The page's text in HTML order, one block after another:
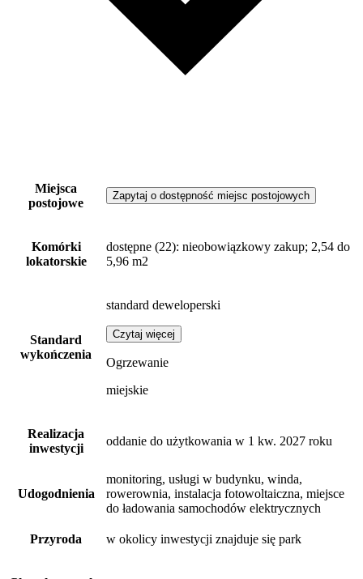
Miejsca
postojowe
Zapytaj o dostępność miejsc postojowych
Komórki
lokatorskie
dostępne (22): nieobowiązkowy zakup; 2,54 do
5,96 m2
Standard
wykończenia
standard deweloperski
Czytaj więcej
Ogrzewanie
miejskie
Realizacja
inwestycji
oddanie do użytkowania w 1 kw. 2027 roku
Udogodnienia
monitoring, usługi w budynku, winda,
rowerownia, instalacja fotowoltaiczna, miejsce
do ładowania samochodów elektrycznych
Przyroda w okolicy inwestycji znajduje się park